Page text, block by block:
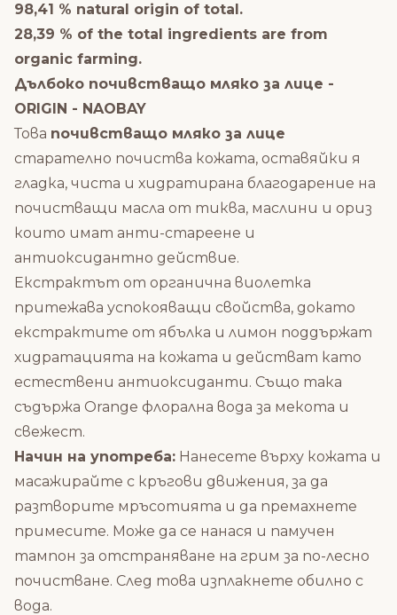
98,41 % natural origin of total.
28,39 % of the total ingredients are from
organic farming.
Дълбоко почивстващо мляко за лице -
ORIGIN - NAOBAY
Това почивстващо мляко за лице
старателно почиства кожата, оставяйки я
гладка, чиста и хидратирана благодарение на
почистващи масла от тиква, маслини и ориз
които имат анти-стареене и
антиоксидантно действие.
Екстрактът от органична виолетка
притежава успокояващи свойства, докато
екстрактите от ябълка и лимон поддържат
хидратацията на кожата и действат като
естествени антиоксиданти. Също така
съдържа Orange флорална вода за мекота и
свежест.
Начин на употреба: Нанесете върху кожата и
масажирайте с кръгови движения, за да
разтворите мръсотията и да премахнете
примесите. Може да се нанася и памучен
тампон за отстраняване на грим за по-лесно
почистване. След това изплакнете обилно с
вода.